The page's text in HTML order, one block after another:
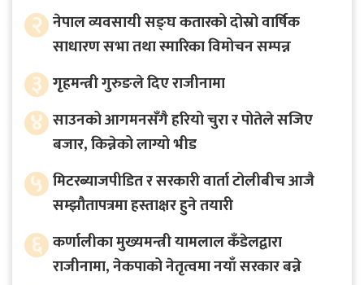
२ नेपाल व्यवसायी सङ्घ कतारको दोस्रो वार्षिक
साधारण सभा तथा स्मारिका विमोचन सम्पन्न
३ गृहमन्त्री गुरुङले दिए राजीनामा
४ साउनको आगमनसँगै हरियो चुरा र पोतेले सजिए
बजार, किन्नेको लाग्यो भीड
५ मिटरब्याजपीडित र सरकारी वार्ता टोलीबीच आजै
सम्झौतापत्रमा हस्ताक्षर हुने तयारी
६ कर्णालीका मुख्यमन्त्री यामलाल कँडेलद्वारा
राजीनामा, नेकपाको नेतृत्वमा नयाँ सरकार बन्ने